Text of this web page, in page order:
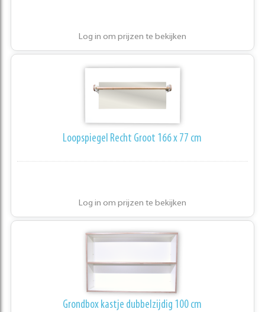
Log in om prijzen te bekijken
Loopspiegel Recht Groot 166 x 77 cm
Log in om prijzen te bekijken
Grondbox kastje dubbelzijdig 100 cm